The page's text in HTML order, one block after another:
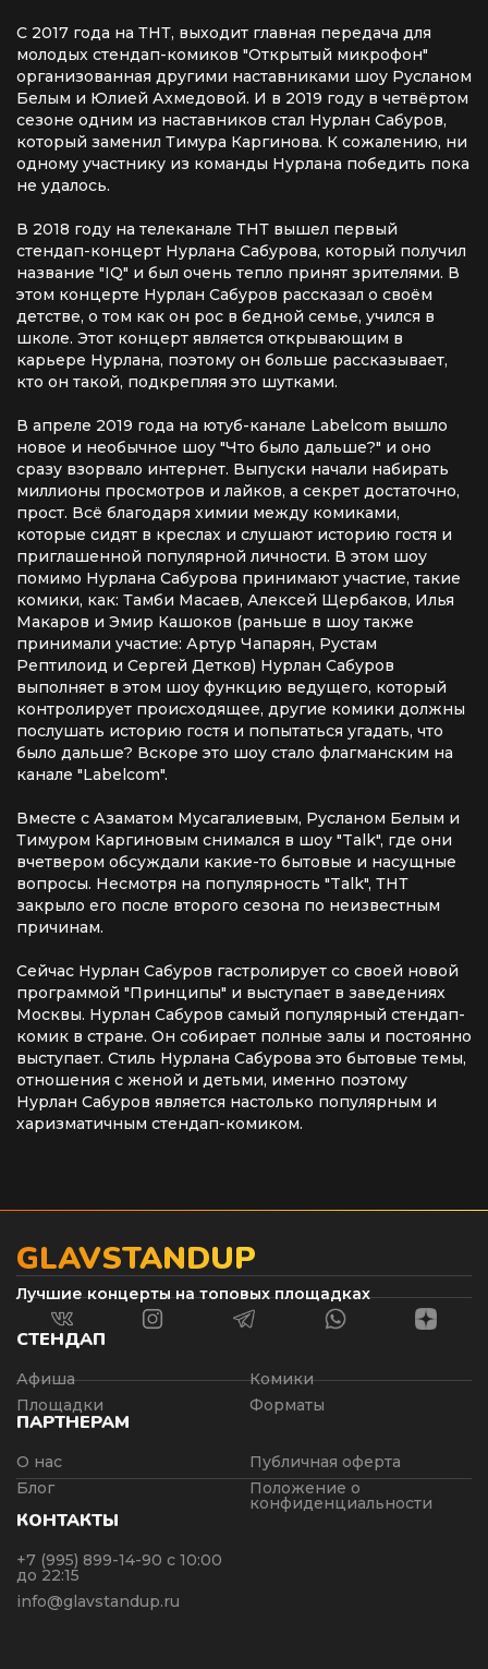
С 2017 года на ТНТ, выходит главная передача для
молодых стендап-комиков "Открытый микрофон"
организованная другими наставниками шоу Русланом
Белым и Юлией Ахмедовой. И в 2019 году в четвёртом
сезоне одним из наставников стал Нурлан Сабуров,
который заменил Тимура Каргинова. К сожалению, ни
одному участнику из команды Нурлана победить пока
не удалось.
В 2018 году на телеканале ТНТ вышел первый
стендап-концерт Нурлана Сабурова, который получил
название "IQ" и был очень тепло принят зрителями. В
этом концерте Нурлан Сабуров рассказал о своём
детстве, о том как он рос в бедной семье, учился в
школе. Этот концерт является открывающим в
карьере Нурлана, поэтому он больше рассказывает,
кто он такой, подкрепляя это шутками.
В апреле 2019 года на ютуб-канале Labelcom вышло
новое и необычное шоу "Что было дальше?" и оно
сразу взорвало интернет. Выпуски начали набирать
миллионы просмотров и лайков, а секрет достаточно,
прост. Всё благодаря химии между комиками,
которые сидят в креслах и слушают историю гостя и
приглашенной популярной личности. В этом шоу
помимо Нурлана Сабурова принимают участие, такие
комики, как: Тамби Масаев, Алексей Щербаков, Илья
Макаров и Эмир Кашоков (раньше в шоу также
принимали участие: Артур Чапарян, Рустам
Рептилоид и Сергей Детков) Нурлан Сабуров
выполняет в этом шоу функцию ведущего, который
контролирует происходящее, другие комики должны
послушать историю гостя и попытаться угадать, что
было дальше? Вскоре это шоу стало флагманским на
канале "Labelcom".
Вместе с Азаматом Мусагалиевым, Русланом Белым и
Тимуром Каргиновым снимался в шоу "Talk", где они
вчетвером обсуждали какие-то бытовые и насущные
вопросы. Несмотря на популярность "Talk", ТНТ
закрыло его после второго сезона по неизвестным
причинам.
Сейчас Нурлан Сабуров гастролирует со своей новой
программой "Принципы" и выступает в заведениях
Москвы. Нурлан Сабуров самый популярный стендап-
комик в стране. Он собирает полные залы и постоянно
выступает. Стиль Нурлана Сабурова это бытовые темы,
отношения с женой и детьми, именно поэтому
Нурлан Сабуров является настолько популярным и
харизматичным стендап-комиком.
GLAVSTANDUP
Лучшие концерты на топовых площадках
СТЕНДАП
Афиша
Площадки
Комики
Форматы
ПАРТНЕРАМ
О нас
Блог
Публичная оферта
Положение о
конфиденциальности
КОНТАКТЫ
+7 (995) 899-14-90 с 10:00
до 22:15
info@glavstandup.ru